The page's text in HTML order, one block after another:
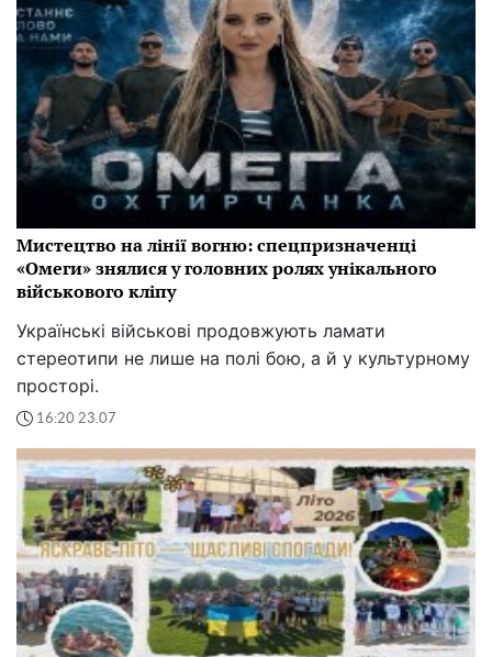
Мистецтво на лінії вогню: спецпризначенці
«Омеги» знялися у головних ролях унікального
військового кліпу
Українські військові продовжують ламати
стереотипи не лише на полі бою, а й у культурному
просторі.
16:20 23.07